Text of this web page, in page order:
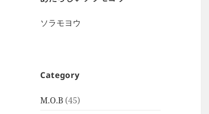
ソラモヨウ
Category
M.O.B (45)